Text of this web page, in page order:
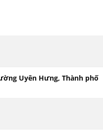
Uyên Hưng, Thành phố